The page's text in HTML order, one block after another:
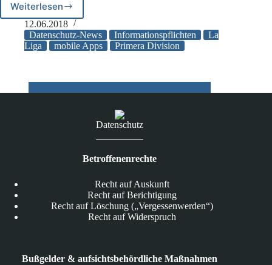
Weiterlesen
Primera
División-
App
hört
12.06.2018
Datenschutz-News
Informationspflichten
La
Liga
mobile Apps Primera Division
Datenschutz
Betroffenenrechte
Recht auf Auskunft
Recht auf Berichtigung
Recht auf Löschung („Vergessenwerden“)
Recht auf Widerspruch
Bußgelder & aufsichtsbehördliche Maßnahmen